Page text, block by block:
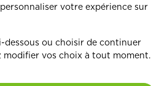
cœur !
votre expérience sur
dessous ou choisir de continuer
modifier vos choix à tout moment.